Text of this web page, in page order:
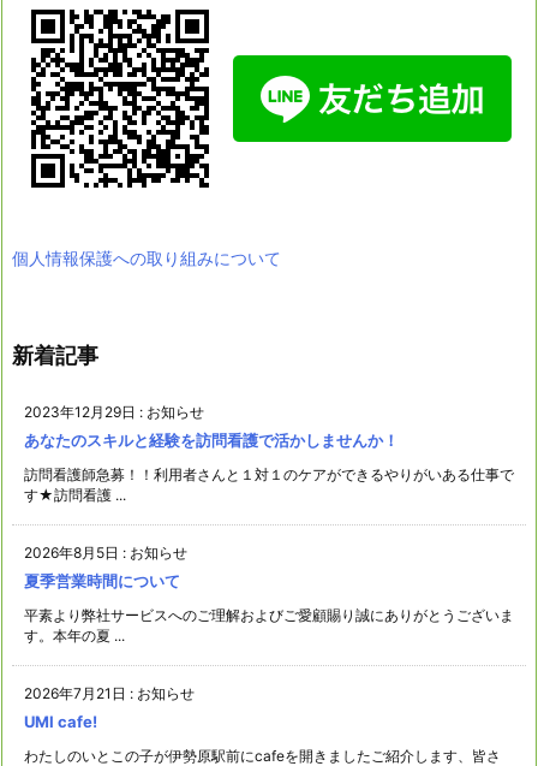
個人情報保護への取り組みについて
新着記事
2023年12月29日 : お知らせ
あなたのスキルと経験を訪問看護で活かしませんか！
訪問看護師急募！！利用者さんと１対１のケアができるやりがいある仕事で
す★訪問看護 ...
2026年8月5日 : お知らせ
夏季営業時間について
平素より弊社サービスへのご理解およびご愛顧賜り誠にありがとうございま
す。本年の夏 ...
2026年7月21日 : お知らせ
UMI cafe!
わたしのいとこの子が伊勢原駅前にcafeを開きましたご紹介します、皆さ